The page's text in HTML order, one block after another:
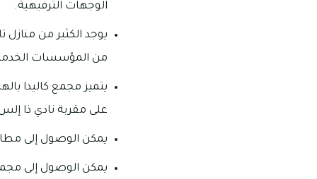
الوجهات الترفيهية.
يوجد الكثير من منازل
من المؤسسات
يتميز مجمع كاليدا
على مقربة نادي ذا
يمكن الوصول إلى مطار دبي الدولي
يمكن الوصول إلى مجمع البرشاء خلال فترة